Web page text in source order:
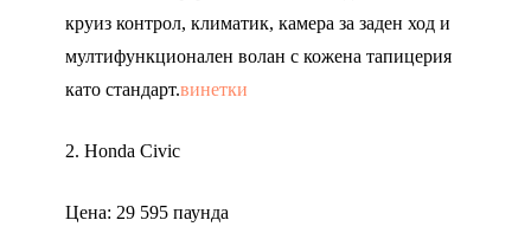
круиз контрол, климатик, камера за заден ход и
мултифункционален волан с кожена тапицерия
като стандарт.винетки
2. Honda Civic
Цена: 29 595 паунда